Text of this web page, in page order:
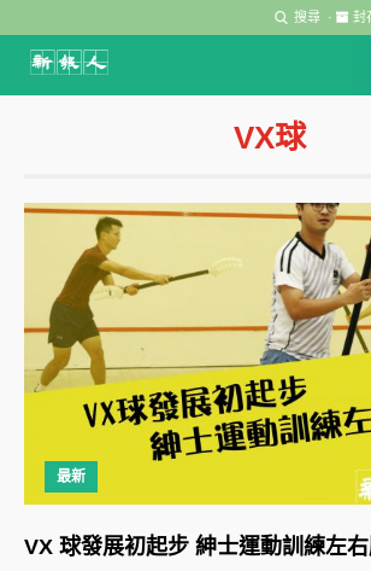
搜尋 · 封
VX球
最新
VX 球發展初起步 紳士運動訓練左